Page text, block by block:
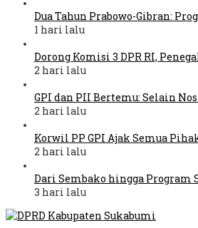
Dua Tahun Prabowo-Gibran:
1 hari lalu
Dorong Komisi 3 DPR RI,
2 hari lalu
GPI dan PII Bertemu: Selain
2 hari lalu
Korwil PP GPI Ajak Semua
2 hari lalu
Dari Sembako hingga Program
3 hari lalu